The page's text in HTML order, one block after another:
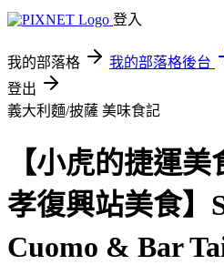
登入
我的部落格 我的部落格後台
登出
義大利麵/披薩 美味食記
【小虎的捷運
孝復興站美食】
Cuomo & Bar